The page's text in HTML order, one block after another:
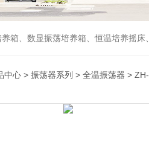
箱、数显振荡培养箱、恒温培养摇
中心 > 振荡器系列 > 全温振荡器 >